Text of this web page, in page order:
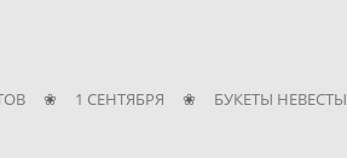
❀ 1 СЕНТЯБРЯ ❀ БУКЕТЫ НЕВЕСТЫ